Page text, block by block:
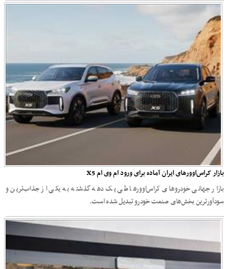
بازار کراس‌اوورهای ایران آماده برای ورود ام‌ وی‌ ام X5
بازار جهانی خودروهای کراس‌اوور‌ها طی یک دهه گذشته به یکی از جذاب‌ترین و
سودآورترین بخش‌های صنعت خودرو تبدیل شده است.